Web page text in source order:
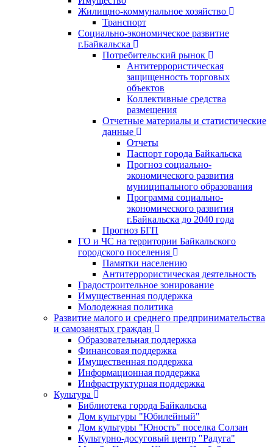
Жилищно-коммунальное хозяйство
Транспорт
Социально-экономическое развитие
г.Байкальска
Потребительский рынок
Антитеррористическая
защищенность торговых
объектов
Коллективные средства
размещения
Отчетные материалы и статистические
данные
Отчеты
Паспорт города Байкальска
Прогноз социально-
экономического развития
муниципального образования
Программа социально-
экономического развития
г.Байкальска до 2040 года
Прогноз БГП
ГО и ЧС на территории Байкальского
городского поселения
Памятки населению
Антитеррористическая деятельность
Градостроительное зонирование
Имущественная поддержка
Молодежная политика
Развитие малого и среднего предпринимательства
и самозанятых граждан
Образовательная поддержка
Финансовая поддержка
Имущественная поддержка
Информационная поддержка
Инфраструктурная поддержка
Культура
Библиотека города Байкальска
Дом культуры "Юбилейный"
Дом культуры "Юность" поселка Солзан
Культурно-досуговый центр "Радуга"